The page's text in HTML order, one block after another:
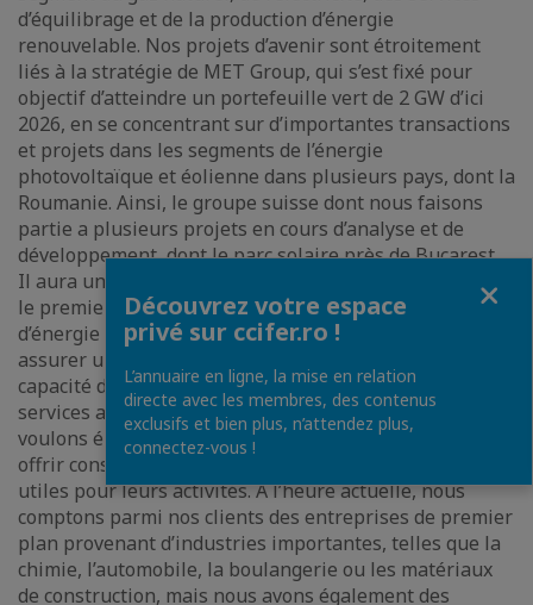
d’équilibrage et de la production d’énergie
renouvelable. Nos projets d’avenir sont étroitement
liés à la stratégie de MET Group, qui s’est fixé pour
objectif d’atteindre un portefeuille vert de 2 GW d’ici
2026, en se concentrant sur d’importantes transactions
et projets dans les segments de l’énergie
photovoltaïque et éolienne dans plusieurs pays, dont la
Roumanie. Ainsi, le groupe suisse dont nous faisons
partie a plusieurs projets en cours d’analyse et de
développement, dont le parc solaire près de Bucarest.
Il aura une puissance installée de 52 MW et marquera
le premier investissement local dans la production
d’énergie renouvelable. De plus, nous travaillons à
assurer un mélange parfait entre cette nouvelle
capacité de production, le portefeuille de clients et les
services associés qui leur sont proposés. Enfin, nous
voulons élargir notre portefeuille de clients et leur
offrir constamment de nouveaux services et produits,
utiles pour leurs activités. À l’heure actuelle, nous
comptons parmi nos clients des entreprises de premier
plan provenant d’industries importantes, telles que la
chimie, l’automobile, la boulangerie ou les matériaux
de construction, mais nous avons également des
Découvrez votre espace
privé sur ccifer.ro !
L’annuaire en ligne, la mise en relation
directe avec les membres, des contenus
exclusifs et bien plus, n’attendez plus,
connectez-vous !